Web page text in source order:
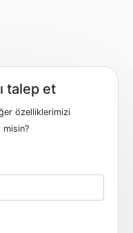
talep et
özelliklerimizi
misin?